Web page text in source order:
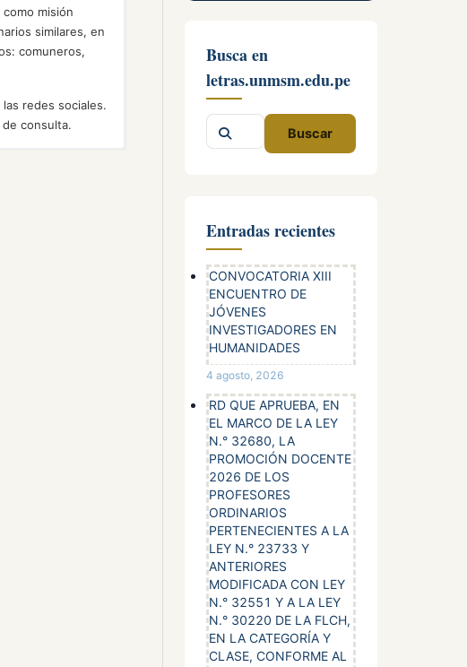
misión
similares, en
comuneros,
redes sociales.
consulta.
Busca en
letras.unmsm.edu.pe
Buscar
en
Buscar
Entradas recientes
CONVOCATORIA XIII
ENCUENTRO DE
JÓVENES
INVESTIGADORES EN
HUMANIDADES
4 agosto, 2026
RD QUE APRUEBA, EN
EL MARCO DE LA LEY
N.° 32680, LA
PROMOCIÓN DOCENTE
2026 DE LOS
PROFESORES
ORDINARIOS
PERTENECIENTES A LA
LEY N.° 23733 Y
ANTERIORES
MODIFICADA CON LEY
N.° 32551 Y A LA LEY
N.° 30220 DE LA FLCH,
EN LA CATEGORÍA Y
CLASE, CONFORME AL